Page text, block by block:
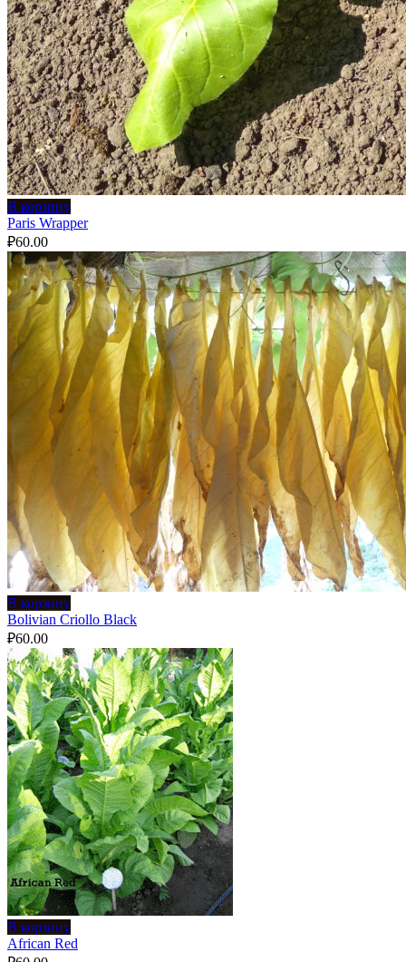
В корзину
Paris Wrapper
₽60.00
В корзину
Bolivian Criollo Black
₽60.00
В корзину
African Red